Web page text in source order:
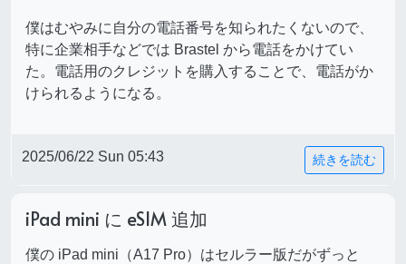
僕はむやみに自分の電話番号を知られたくないので、
特に企業相手などでは Brastel から電話をかけてい
た。電話用のクレジットを購入することで、電話がか
けられるようになる。
2025/06/22 Sun 05:43 続きを読む
iPad mini に eSIM 追加
僕の iPad mini（A17 Pro）はセルラー版だがずっと